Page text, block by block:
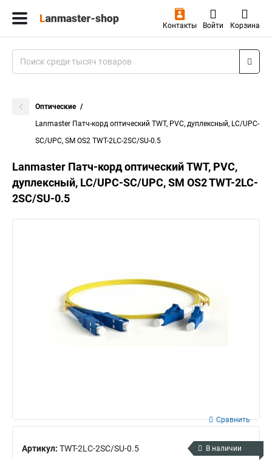
Контакты Войти Корзина
Оптические
Lanmaster Патч-корд оптический TWT, PVC, дуплексный, LC/UPC-
SC/UPC, SM OS2 TWT-2LC-2SC/SU-0.5
Lanmaster Патч-корд оптический TWT, PVC,
дуплексный, LC/UPC-SC/UPC, SM OS2 TWT-2LC-
2SC/SU-0.5
Артикул: TWT-2LC-2SC/SU-0.5
Сравнить
В наличии